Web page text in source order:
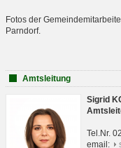
Fotos der
Parndorf.
Amtsleitung
Sigrid
Tel.Nr.
email: